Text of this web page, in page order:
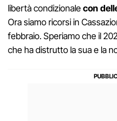
libertà condizionalecon
Ora siamo ricorsi in
febbraio. Speriamo che il
che ha distrutto la sua e la